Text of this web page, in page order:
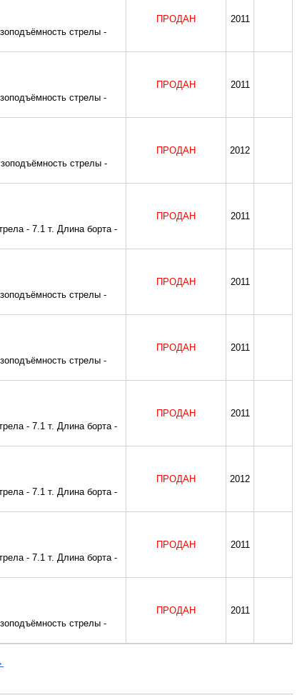
стрелы -
ПРОДАН 2011
стрелы -
ПРОДАН 2011
стрелы -
ПРОДАН 2012
- 7.1 т. Длина борта -
ПРОДАН 2011
стрелы -
ПРОДАН 2011
стрелы -
ПРОДАН 2011
- 7.1 т. Длина борта -
ПРОДАН 2011
- 7.1 т. Длина борта -
ПРОДАН 2012
- 7.1 т. Длина борта -
ПРОДАН 2011
стрелы -
ПРОДАН 2011